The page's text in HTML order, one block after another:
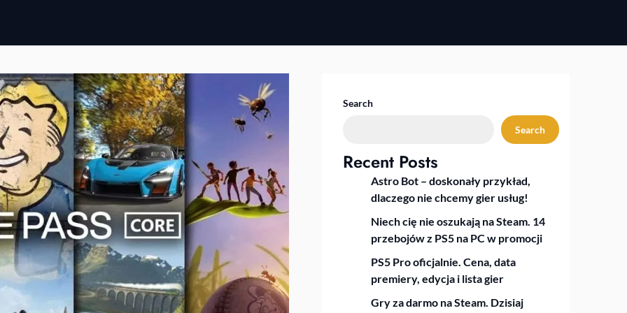
Search
Search
Recent Posts
Astro Bot – doskonały przykład,
dlaczego nie chcemy gier usług!
Niech cię nie oszukają na Steam. 14
przebojów z PS5 na PC w promocji
PS5 Pro oficjalnie. Cena, data
premiery, edycja i lista gier
Gry za darmo na Steam. Dzisiaj